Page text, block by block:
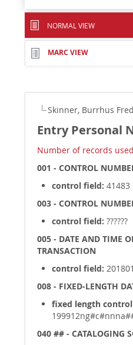
NORMAL VIEW
MARC VIEW
Skinner, Burrhus
Entry Personal
Number of records
001 - CONTROL
control field: 41483
003 - CONTROL
control field: ??????
005 - DATE AND TIME
TRANSACTION
control field:
008 - FIXED-LENGTH
fixed length
040 ## - CATALOGING